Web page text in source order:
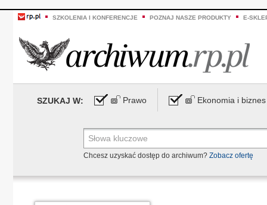
SZKOLENIA I KONFERENCJE POZNAJ NASZE PRODUKTY E-
SZUKAJ W: Prawo Ekonomia i biznes
Chcesz uzyskać dostęp do archiwum? Zobacz ofertę